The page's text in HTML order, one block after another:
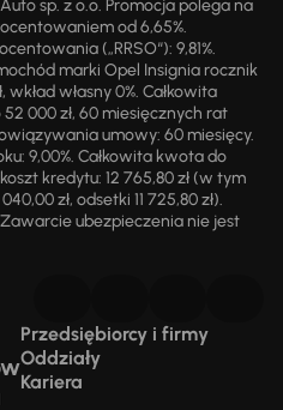
sp. z o.o. Promocja polega na
od 6,65%.
(„RRSO“): 9,81%.
marki Opel Insignia rocznik
własny 0%. Całkowita
000 zł, 60 miesięcznych rat
umowy: 60 miesięcy.
9,00%. Całkowita kwota do
kredytu: 12 765,80 zł (w tym
zł, odsetki 11 725,80 zł).
Zawarcie ubezpieczenia nie jest
Przedsiębiorcy i firmy
Oddziały
Kariera